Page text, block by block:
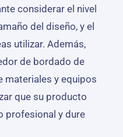
considerar el nivel
del diseño, y el
utilizar. Además,
de bordado de
materiales y equipos
que su producto
profesional y dure